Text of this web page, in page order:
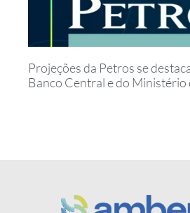
Projeções da Petros se
Banco Central e do Ministério